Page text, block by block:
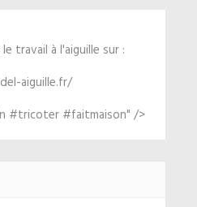
travail à l'aiguille sur :
aiguille.fr/
#tricoter #faitmaison" />